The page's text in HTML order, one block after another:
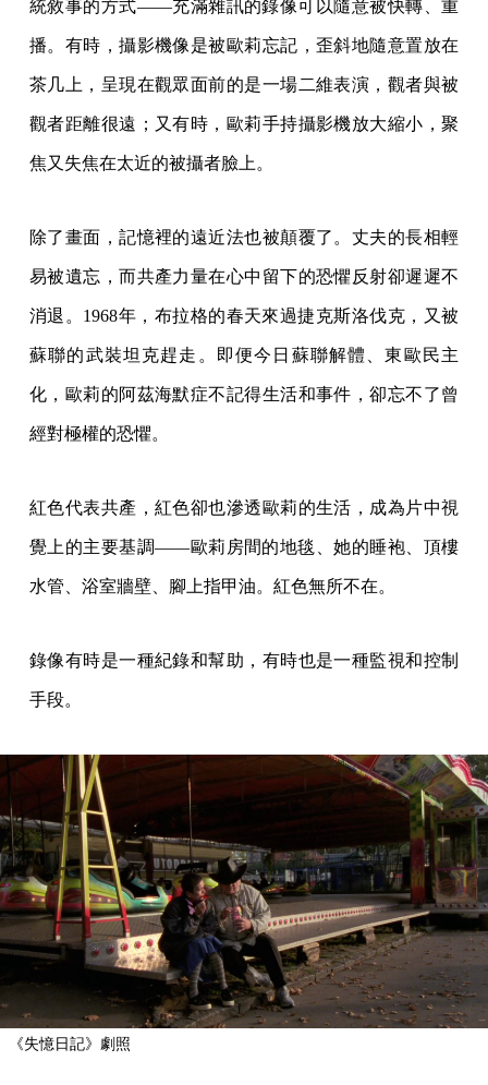
統敘事的方式——充滿雜訊的錄像可以隨意被快轉、重
播。有時，攝影機像是被歐莉忘記，歪斜地隨意置放在
茶几上，呈現在觀眾面前的是一場二維表演，觀者與被
觀者距離很遠；又有時，歐莉手持攝影機放大縮小，聚
焦又失焦在太近的被攝者臉上。
除了畫面，記憶裡的遠近法也被顛覆了。丈夫的長相輕
易被遺忘，而共產力量在心中留下的恐懼反射卻遲遲不
消退。1968年，布拉格的春天來過捷克斯洛伐克，又被
蘇聯的武裝坦克趕走。即便今日蘇聯解體、東歐民主
化，歐莉的阿茲海默症不記得生活和事件，卻忘不了曾
經對極權的恐懼。
紅色代表共產，紅色卻也滲透歐莉的生活，成為片中視
覺上的主要基調——歐莉房間的地毯、她的睡袍、頂樓
水管、浴室牆壁、腳上指甲油。紅色無所不在。
錄像有時是一種紀錄和幫助，有時也是一種監視和控制
手段。
《失憶日記》劇照